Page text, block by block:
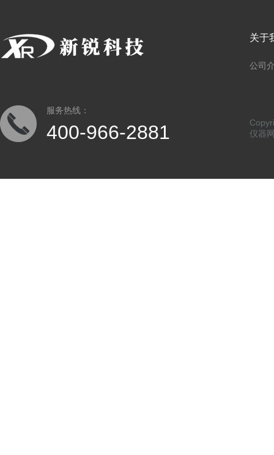
服务热线：
400-966-2881
关于
公司
仪器